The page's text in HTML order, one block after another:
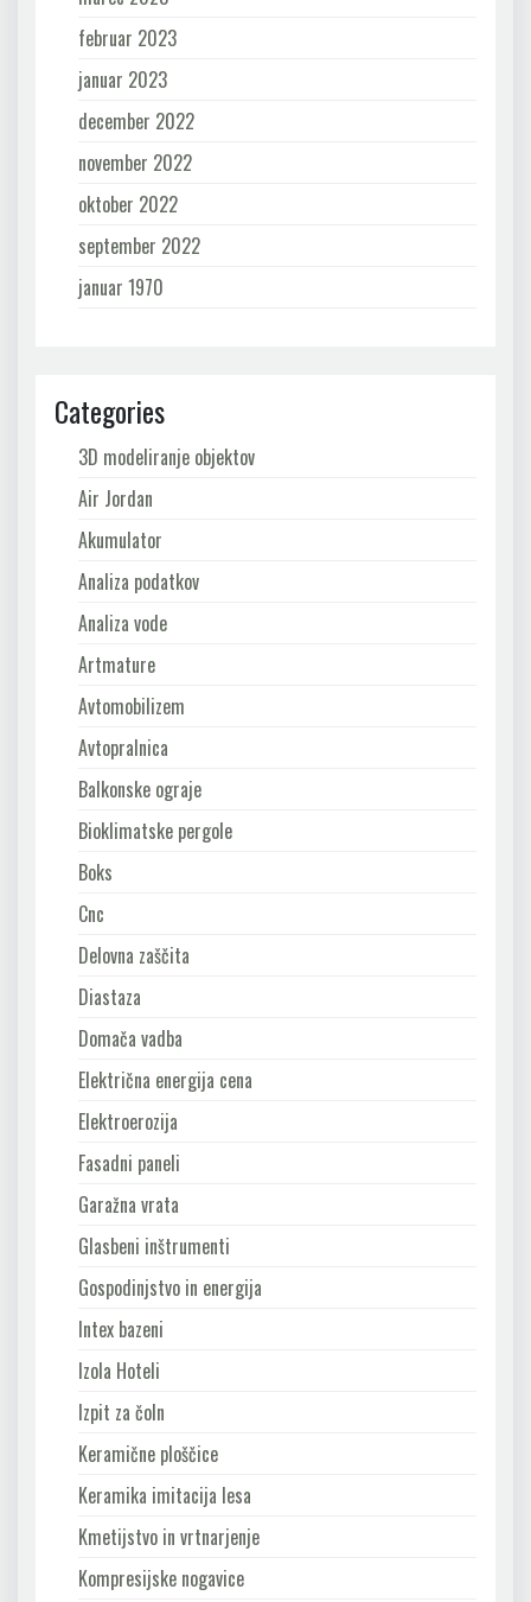
februar 2023
januar 2023
december 2022
november 2022
oktober 2022
september 2022
januar 1970
Categories
3D modeliranje objektov
Air Jordan
Akumulator
Analiza podatkov
Analiza vode
Artmature
Avtomobilizem
Avtopralnica
Balkonske ograje
Bioklimatske pergole
Boks
Cnc
Delovna zaščita
Diastaza
Domača vadba
Električna energija cena
Elektroerozija
Fasadni paneli
Garažna vrata
Glasbeni inštrumenti
Gospodinjstvo in energija
Intex bazeni
Izola Hoteli
Izpit za čoln
Keramične ploščice
Keramika imitacija lesa
Kmetijstvo in vrtnarjenje
Kompresijske nogavice